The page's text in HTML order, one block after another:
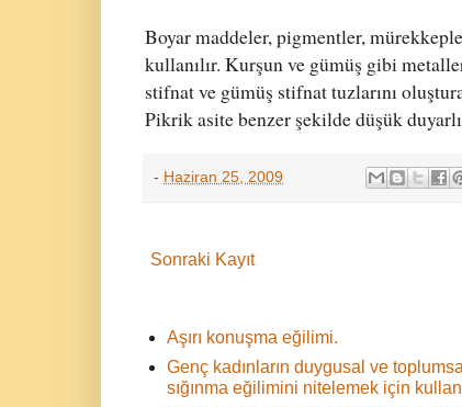
Boyar maddeler, pigmentler,
kullanılır. Kurşun ve gümüş gibi
stifnat ve gümüş stifnat tuzlarını
Pikrik asite benzer şekilde düşük
- Haziran 25, 2009
Sonraki Kayıt
Aşırı konuşma eğilimi.
Genç kadınların duygusal ve
sığınma eğilimini nitelemek için